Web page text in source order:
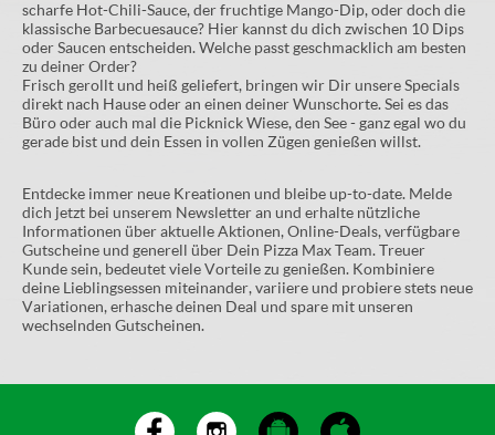
scharfe Hot-Chili-Sauce, der fruchtige Mango-Dip, oder doch die
klassische Barbecuesauce? Hier kannst du dich zwischen 10 Dips
oder Saucen entscheiden. Welche passt geschmacklich am besten
zu deiner Order?
Frisch gerollt und heiß geliefert, bringen wir Dir unsere Specials
direkt nach Hause oder an einen deiner Wunschorte. Sei es das
Büro oder auch mal die Picknick Wiese, den See - ganz egal wo du
gerade bist und dein Essen in vollen Zügen genießen willst.
Entdecke immer neue Kreationen und bleibe up-to-date. Melde
dich jetzt bei unserem Newsletter an und erhalte nützliche
Informationen über aktuelle Aktionen, Online-Deals, verfügbare
Gutscheine und generell über Dein Pizza Max Team. Treuer
Kunde sein, bedeutet viele Vorteile zu genießen. Kombiniere
deine Lieblingsessen miteinander, variiere und probiere stets neue
Variationen, erhasche deinen Deal und spare mit unseren
wechselnden Gutscheinen.